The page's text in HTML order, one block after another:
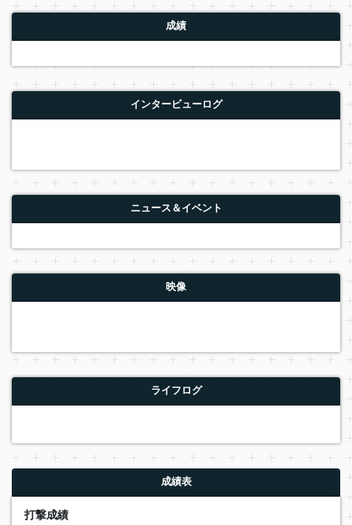
成績
インタービューログ
ニュース＆イベント
映像
ライフログ
成績表
打撃成績